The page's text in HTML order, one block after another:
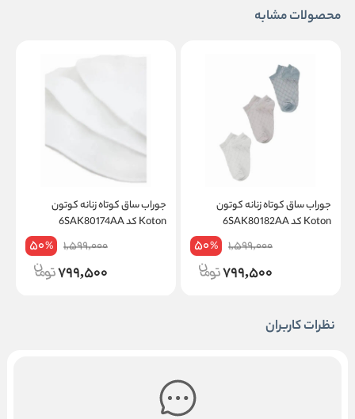
محصولات مشابه
جوراب ساق کوتاه زنانه کوتون
Koton کد 6SAK80182AA
1,599,000
50%
799,500
جوراب ساق کوتاه زنانه کوتون
Koton کد 6SAK80174AA
1,599,000
50%
799,500
نظرات کاربران